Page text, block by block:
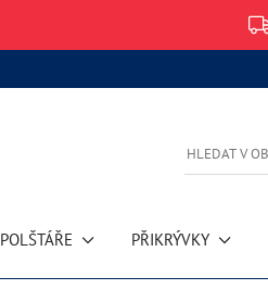
POLŠTÁŘE PŘIKRÝVKY